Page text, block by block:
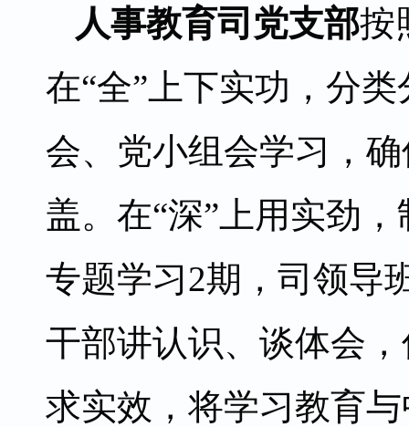
人事教育司党支部按
在“全”上下实功，分
会、党小组会学习，
盖。在“深”上用实劲
专题学习2期，司领导
干部讲认识、谈体会
求实效，将学习教育